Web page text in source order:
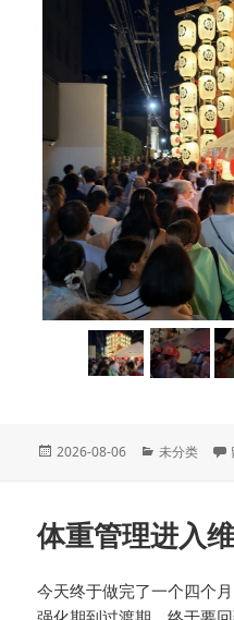
发
2026-08-06
分
未分类
体重管理进入
今天终于做完了一个四个